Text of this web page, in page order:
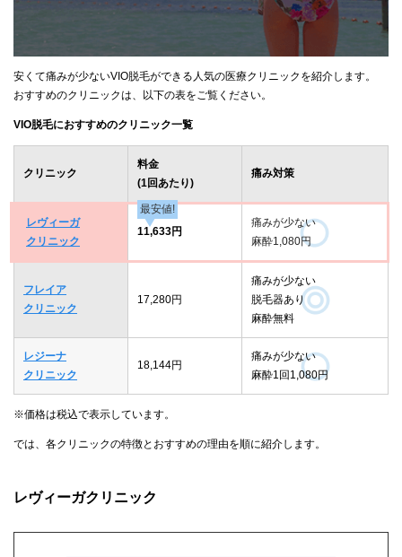
安くて痛みが少ないVIO脱毛ができる人気の医療クリニックを紹介します。
おすすめのクリニックは、以下の表をご覧ください。
VIO脱毛におすすめのクリニック一覧
クリニック
料金
(1回あたり)
痛み対策
レヴィーガ
クリニック
最安値!
11,633円
痛みが少ない
麻酔1,080円
フレイア
クリニック
17,280円
痛みが少ない
脱毛器あり
麻酔無料
レジーナ
クリニック
18,144円
痛みが少ない
麻酔1回1,080円
※価格は税込で表示しています。
では、各クリニックの特徴とおすすめの理由を順に紹介します。
レヴィーガクリニック